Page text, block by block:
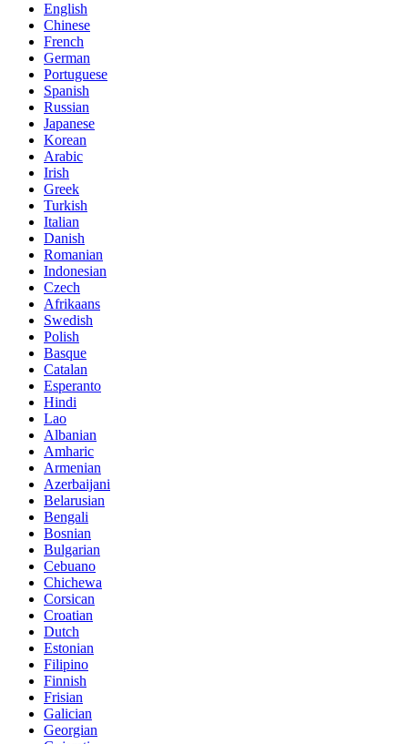
English
Chinese
French
German
Portuguese
Spanish
Russian
Japanese
Korean
Arabic
Irish
Greek
Turkish
Italian
Danish
Romanian
Indonesian
Czech
Afrikaans
Swedish
Polish
Basque
Catalan
Esperanto
Hindi
Lao
Albanian
Amharic
Armenian
Azerbaijani
Belarusian
Bengali
Bosnian
Bulgarian
Cebuano
Chichewa
Corsican
Croatian
Dutch
Estonian
Filipino
Finnish
Frisian
Galician
Georgian